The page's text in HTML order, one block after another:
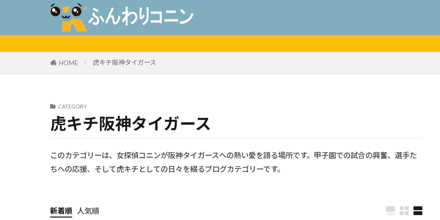
HOME 虎キチ阪神タイガース
CATEGORY
虎キチ阪神タイガース
このカテゴリーは、女探偵コニンが阪神タイガースへの熱い愛を語る場所です。甲子園での試合の興奮、選手た
ちへの応援、そして虎キチとしての日々を綴るブログカテゴリーです。
新着順 人気順